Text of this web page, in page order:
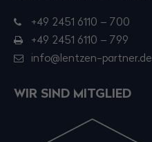
+49 2451 6110 – 700
+49 2451 6110 – 799
info@lentzen-partner.de
WIR SIND MITGLIED